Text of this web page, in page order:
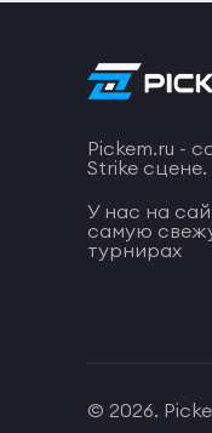
Pickem.ru -
Strike сцене.
У нас на
самую
турнирах
© 2026.